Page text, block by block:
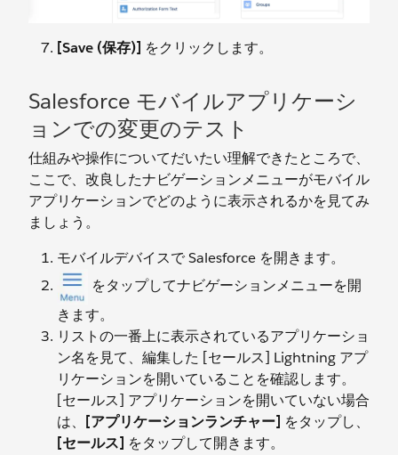
[Save (保存)] をクリックします。
Salesforce モバイルアプリケーシ
ョンでの変更のテスト
仕組みや操作についてだいたい理解できたところで、
ここで、改良したナビゲーションメニューがモバイル
アプリケーションでどのように表示されるかを見てみ
ましょう。
モバイルデバイスで Salesforce を開きます。
をタップしてナビゲーションメニューを開
きます。
リストの一番上に表示されているアプリケーショ
ン名を見て、編集した [セールス] Lightning アプ
リケーションを開いていることを確認します。
[セールス] アプリケーションを開いていない場合
は、
[アプリケーションランチャー] をタップし、
[セールス] をタップして開きます。